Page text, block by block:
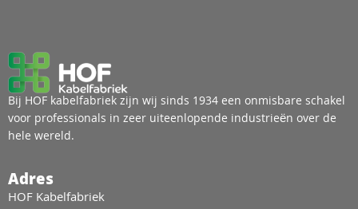
Bij HOF kabelfabriek zijn wij sinds 1934 een onmisbare schakel
voor professionals in zeer uiteenlopende industrieën over de
hele wereld.
Adres
HOF Kabelfabriek